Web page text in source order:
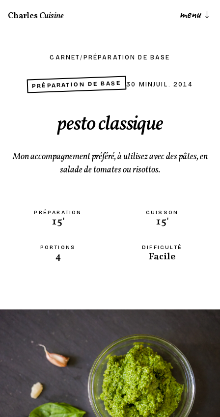
CharlesCuisine menu ↓
CARNET/ PRÉPARATION DE BASE
PRÉPARATION DE BASE 30 MINJUIL. 2014
pesto classique
Mon accompagnement préféré, à utilisez avec des pâtes, en
salade de tomates ou risottos.
PRÉPARATION
15'
CUISSON
15'
PORTIONS
4
DIFFICULTÉ
Facile